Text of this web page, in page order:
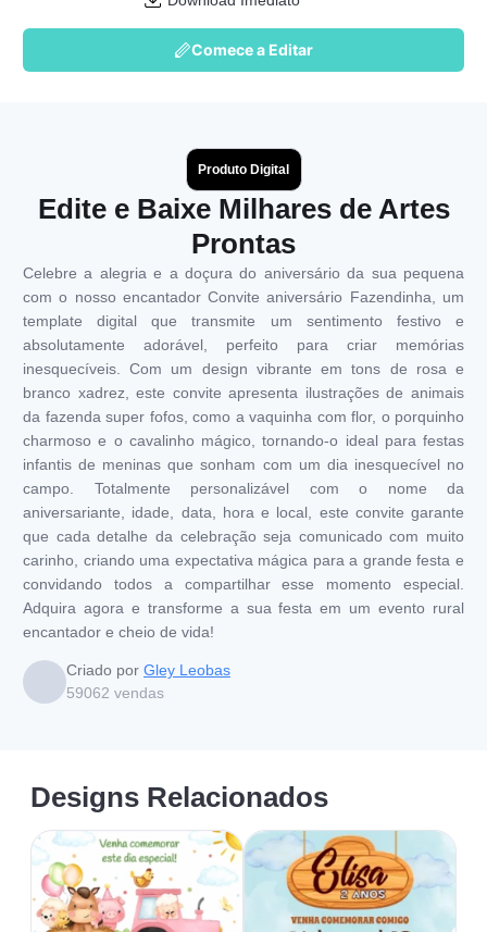
Comece a Editar
Produto Digital
Edite e Baixe Milhares de Artes
Prontas
Celebre a alegria e a doçura do aniversário da sua pequena
com o nosso encantador Convite aniversário Fazendinha, um
template digital que transmite um sentimento festivo e
absolutamente adorável, perfeito para criar memórias
inesquecíveis. Com um design vibrante em tons de rosa e
branco xadrez, este convite apresenta ilustrações de animais
da fazenda super fofos, como a vaquinha com flor, o porquinho
charmoso e o cavalinho mágico, tornando-o ideal para festas
infantis de meninas que sonham com um dia inesquecível no
campo. Totalmente personalizável com o nome da
aniversariante, idade, data, hora e local, este convite garante
que cada detalhe da celebração seja comunicado com muito
carinho, criando uma expectativa mágica para a grande festa e
convidando todos a compartilhar esse momento especial.
Adquira agora e transforme a sua festa em um evento rural
encantador e cheio de vida!
Criado por Gley Leobas
59062 vendas
Designs Relacionados